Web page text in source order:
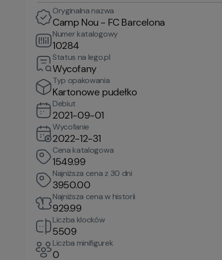
Oryginalna nazwa
Camp Nou - FC Barcelona
Numer katalogowy
10284
Status na lego.pl
Wycofany
Typ opakowania
Kartonowe pudełko
Debiut
2021-09-01
Wycofanie
2022-12-31
Cena katalogowa
1549.99
Najniższa cena z 30 dni
3950.00
Najniższa cena w historii
929.99
Liczba klocków
5509
Liczba minifigurek
0